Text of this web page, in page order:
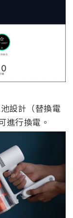
設計（替換電
進行換電。